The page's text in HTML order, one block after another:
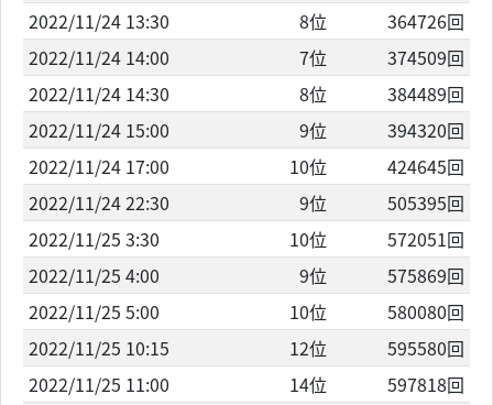
2022/11/24 13:30
8位
364726回
2022/11/24 14:00
7位
374509回
2022/11/24 14:30
8位
384489回
2022/11/24 15:00
9位
394320回
2022/11/24 17:00
10位
424645回
2022/11/24 22:30
9位
505395回
2022/11/25 3:30
10位
572051回
2022/11/25 4:00
9位
575869回
2022/11/25 5:00
10位
580080回
2022/11/25 10:15
12位
595580回
2022/11/25 11:00
14位
597818回